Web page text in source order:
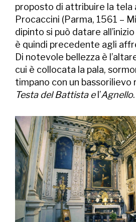
proposto di attribuire la tela
Procaccini (Parma, 1561 –
dipinto si può datare
è quindi precedente agli
Di notevole bellezza è
cui è collocata la pala,
timpano con un
Testa del Battista e l’Agnello.